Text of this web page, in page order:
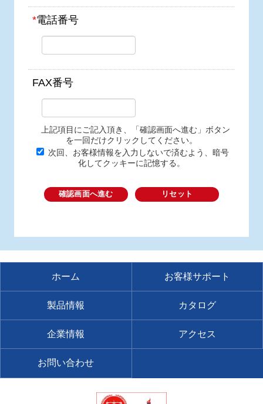
*電話番号
FAX番号
上記項目にご記入頂き、「確認画面へ進む」ボタン
を一回だけクリックしてください。
次回、お客様情報を入力しないで済むよう、暗号
化してクッキーに記憶する。
確認画面へ進む リセット
ホーム お客様サポート
製品情報 カタログ
企業情報 アクセス
お問い合わせ